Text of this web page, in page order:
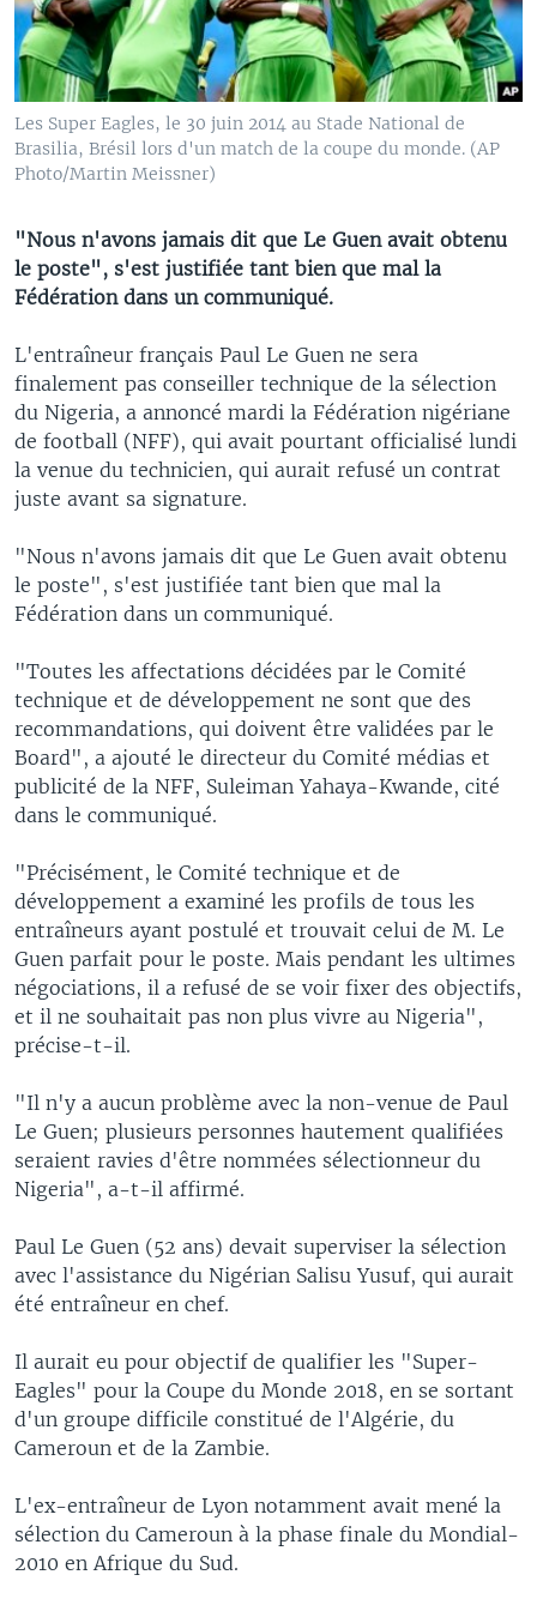
Les Super Eagles, le 30 juin 2014 au Stade National de
Brasilia, Brésil lors d'un match de la coupe du monde. (AP
Photo/Martin Meissner)
"Nous n'avons jamais dit que Le Guen avait obtenu
le poste", s'est justifiée tant bien que mal la
Fédération dans un communiqué.
L'entraîneur français Paul Le Guen ne sera
finalement pas conseiller technique de la sélection
du Nigeria, a annoncé mardi la Fédération nigériane
de football (NFF), qui avait pourtant officialisé lundi
la venue du technicien, qui aurait refusé un contrat
juste avant sa signature.
"Nous n'avons jamais dit que Le Guen avait obtenu
le poste", s'est justifiée tant bien que mal la
Fédération dans un communiqué.
"Toutes les affectations décidées par le Comité
technique et de développement ne sont que des
recommandations, qui doivent être validées par le
Board", a ajouté le directeur du Comité médias et
publicité de la NFF, Suleiman Yahaya-Kwande, cité
dans le communiqué.
"Précisément, le Comité technique et de
développement a examiné les profils de tous les
entraîneurs ayant postulé et trouvait celui de M. Le
Guen parfait pour le poste. Mais pendant les ultimes
négociations, il a refusé de se voir fixer des objectifs,
et il ne souhaitait pas non plus vivre au Nigeria",
précise-t-il.
"Il n'y a aucun problème avec la non-venue de Paul
Le Guen; plusieurs personnes hautement qualifiées
seraient ravies d'être nommées sélectionneur du
Nigeria", a-t-il affirmé.
Paul Le Guen (52 ans) devait superviser la sélection
avec l'assistance du Nigérian Salisu Yusuf, qui aurait
été entraîneur en chef.
Il aurait eu pour objectif de qualifier les "Super-
Eagles" pour la Coupe du Monde 2018, en se sortant
d'un groupe difficile constitué de l'Algérie, du
Cameroun et de la Zambie.
L'ex-entraîneur de Lyon notamment avait mené la
sélection du Cameroun à la phase finale du Mondial-
2010 en Afrique du Sud.